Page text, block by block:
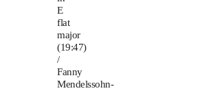
E
flat
major
(19:47)
/
Fanny
Mendelssohn-